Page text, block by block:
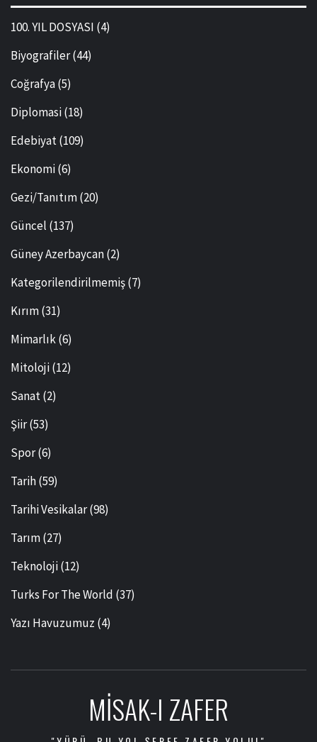
100. YIL DOSYASI (4)
Biyografiler(44)
Coğrafya(5)
Diplomasi(18)
Edebiyat(109)
Ekonomi(6)
Gezi/Tanıtım(20)
Güncel (137)
Güney Azerbaycan(2)
Kategorilendirilmemiş(7)
Kırım(31)
Mimarlık(6)
Mitoloji(12)
Sanat(2)
Şiir(53)
Spor(6)
Tarih(59)
Tarihi Vesikalar(98)
Tarım(27)
Teknoloji(12)
Turks For The World (37)
Yazı Havuzumuz (4)
MISAK-I ZAFER